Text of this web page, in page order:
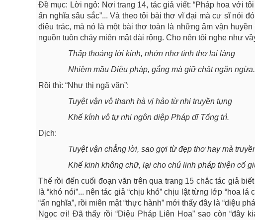
Đề mục: Lời ngỏ: Nơi trang 14, tác giả viết: “Pháp hoa với
ẩn nghĩa sâu sắc”... Và theo tôi bài thơ vĩ đại mà cư sĩ nói
điêu trác, mà nó là một bài thơ toàn là những âm vận
nguồn tuôn chảy miên mật dài rộng. Cho nên tôi nghe như
Thấp thoáng lời kinh, nhởn nhơ tình thơ lai láng
Nhiệm mầu Diệu pháp, gắng mà giữ chặt ngăn ngừa.
Rồi thì: “Như thị ngã văn”:
Tuyệt vận vô thanh hà vị hảo từ nhi truyền tụng
Khế kính vô tự nhi ngôn diệp Pháp dĩ Tổng trì.
Dịch:
Tuyệt vận chẳng lời, sao gợi từ đẹp thơ hay mà
Khế kinh không chữ, lại cho chú linh pháp thiện cố
Thế rồi đến cuối đoạn văn trên qua trang 15 chắc tác giả
là “khó nói”... nên tác giả “chịu khó” chịu lật từng lớp “hoa
“ẩn nghĩa”, rồi miên mật “thực hành” mới thấy đây là “diệu
Ngọc ơi! Đã thấy rồi “Diệu Pháp Liên Hoa” sao còn “đây